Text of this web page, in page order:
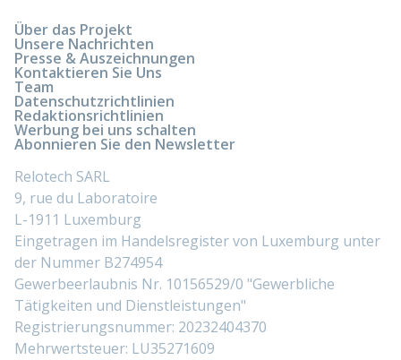
Über das Projekt
Unsere Nachrichten
Presse & Auszeichnungen
Kontaktieren Sie Uns
Team
Datenschutzrichtlinien
Redaktionsrichtlinien
Werbung bei uns schalten
Abonnieren Sie den Newsletter
Relotech SARL
9, rue du Laboratoire
L-1911 Luxemburg
Eingetragen im Handelsregister von Luxemburg unter
der Nummer B274954
Gewerbeerlaubnis Nr. 10156529/0 "Gewerbliche
Tätigkeiten und Dienstleistungen"
Registrierungsnummer: 20232404370
Mehrwertsteuer: LU35271609